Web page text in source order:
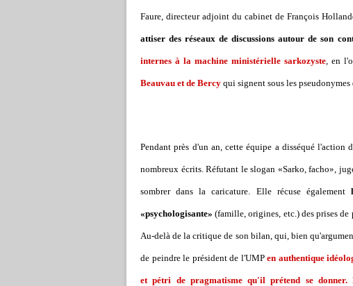
Faure, directeur adjoint du cabinet de François
attiser des réseaux de discussions autour de son
internes à la machine ministérielle sarkozyste, en
Beauvau et de Bercy qui signent sous les
Pendant près d'un an, cette équipe a disséqué l'action
nombreux écrits. Réfutant le slogan «Sarko, facho»,
sombrer dans la caricature. Elle récuse également
«psychologisante» (famille, origines, etc.) des prises
Au-delà de la critique de son bilan, qui, bien
de peindre le président de l'UMPen authentique
et pétri de pragmatisme qu'il prétend se donner.